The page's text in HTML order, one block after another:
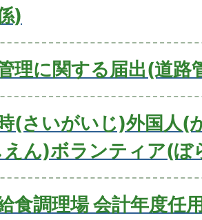
)
理に関する届出(道路
(さいがいじ)外国人(
ん)ボランティア(ぼ
食調理場 会計年度任